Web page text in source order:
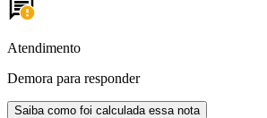
Atendimento
Demora para responder
Saiba como foi calculada essa nota